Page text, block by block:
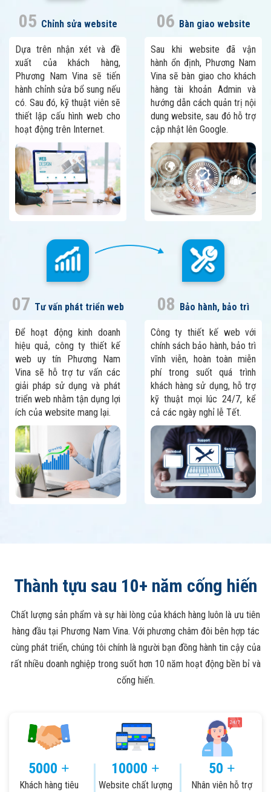
05 Chỉnh sửa website
Dựa trên nhận xét và đề
xuất của khách hàng,
Phương Nam Vina sẽ tiến
hành chỉnh sửa bổ sung nếu
có. Sau đó, kỹ thuật viên sẽ
thiết lập cấu hình web cho
hoạt động trên Internet.
06 Bàn giao website
Sau khi website đã vận
hành ổn định, Phương Nam
Vina sẽ bàn giao cho khách
hàng tài khoản Admin và
hướng dẫn cách quản trị nội
dung website, sau đó hỗ trợ
cập nhật lên Google.
07 Tư vấn phát triển web
Để hoạt động kinh doanh
hiệu quả, công ty thiết kế
web uy tín Phương Nam
Vina sẽ hỗ trợ tư vấn các
giải pháp sử dụng và phát
triển web nhằm tận dụng lợi
ích của website mang lại.
08 Bảo hành, bảo trì
Công ty thiết kế web với
chính sách bảo hành, bảo trì
vĩnh viễn, hoàn toàn miễn
phí trong suốt quá trình
khách hàng sử dụng, hỗ trợ
kỹ thuật mọi lúc 24/7, kể
cả các ngày nghỉ lễ Tết.
Thành tựu sau 10+ năm cống hiến
Chất lượng sản phẩm và sự hài lòng của khách hàng luôn là ưu tiên
hàng đầu tại Phương Nam Vina. Với phương châm đôi bên hợp tác
cùng phát triển, chúng tôi chính là người bạn đồng hành tin cậy của
rất nhiều doanh nghiệp trong suốt hơn 10 năm hoạt động bền bỉ và
cống hiến.
5000 +
Khách hàng tiêu
10000 +
Website chất lượng
50 +
Nhân viên hỗ trợ